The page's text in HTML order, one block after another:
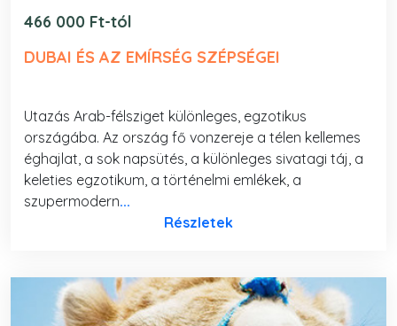
466 000 Ft-tól
DUBAI ÉS AZ EMÍRSÉG SZÉPSÉGEI
Utazás Arab-félsziget különleges, egzotikus
országába. Az ország fő vonzereje a télen kellemes
éghajlat, a sok napsütés, a különleges sivatagi táj, a
keleties egzotikum, a történelmi emlékek, a
szupermodern...
Részletek